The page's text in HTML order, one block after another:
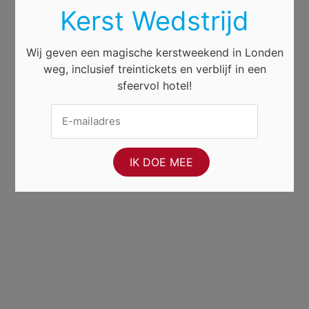
Kerst Wedstrijd
Wij geven een magische kerstweekend in Londen
weg, inclusief treintickets en verblijf in een
sfeervol hotel!